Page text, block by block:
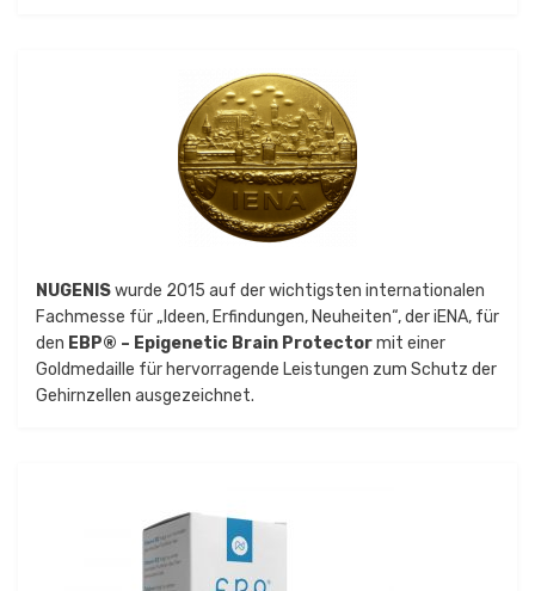
NUGENISwurde 2015 auf der wichtigsten internationalen
Fachmesse für „Ideen, Erfindungen, Neuheiten“, der iENA, für
den EBP® – Epigenetic Brain Protectormit einer
Goldmedaille für hervorragende Leistungen zum Schutz der
Gehirnzellen ausgezeichnet.